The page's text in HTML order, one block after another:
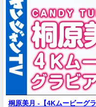
桐原美月 -【4Kムービーグ